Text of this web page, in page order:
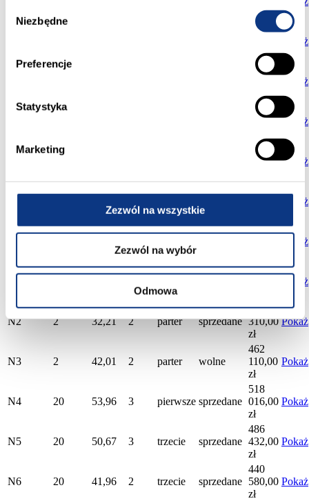
zgody
Niezbędne
Preferencje
Statystyka
Marketing
Zezwól na wszystkie
Zezwól na wybór
Odmowa
545
Pokaż
593
Pokaż
361
240,00 Pokaż
338
205,00 Pokaż
Pokaż
478
Pokaż
468
Pokaż
N2 2 32,21 2 parter sprzedane
354
310,00
zł
Pokaż
N3 2 42,01 2 parter wolne
462
110,00
zł
Pokaż
N4 20 53,96 3 pierwsze sprzedane
518
016,00
zł
Pokaż
N5 20 50,67 3 trzecie sprzedane
486
432,00
zł
Pokaż
N6 20 41,96 2 trzecie sprzedane
440
580,00
zł
Pokaż